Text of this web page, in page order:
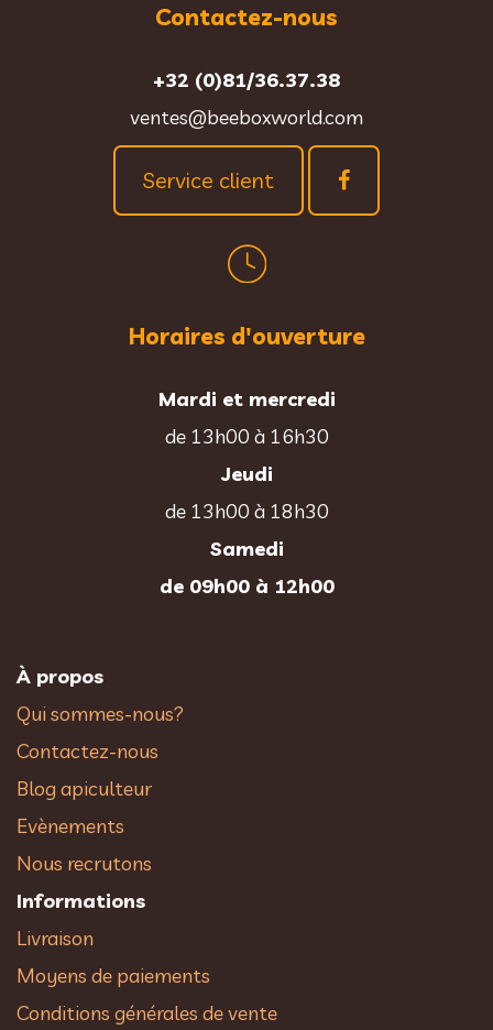
Contactez-nous
+32 (0)81/36.37.38
ventes@beeboxworld.com
Service client
Horaires d'ouverture
Mardi et mercredi
de 13h00 à 16h30
Jeudi
de 13h00 à 18h30
Samedi
de 09h00 à 12h00
À propos
Qui sommes-nous?
Contactez-nous
Blog apiculteur
Evènements
Nous recrutons
Informations
Livraison
Moyens de paiements
Conditions générales de vente